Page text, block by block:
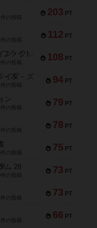
203 PT
件の投稿
112 PT
件の投稿
108 PT
ファースト・イン・フライト
件の投稿
94 PT
イダ－ズ
件の投稿
79 PT
ン
件の投稿
78 PT
件の投稿
75 PT
件の投稿
73 PT
ム 28
件の投稿
73 PT
件の投稿
66 PT
件の投稿